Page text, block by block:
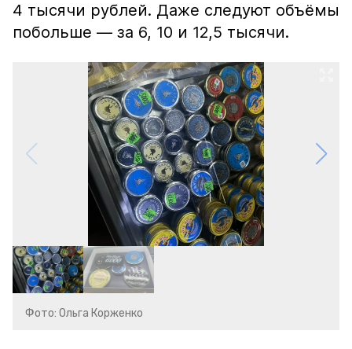
4 тысячи рублей. Даже следуют объёмы
побольше — за 6, 10 и 12,5 тысячи.
Фото: Ольга Корженко